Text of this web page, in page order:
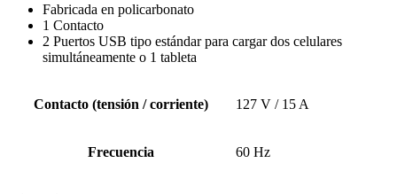
Fabricada en policarbonato
1 Contacto
2 Puertos USB tipo estándar para cargar dos celulares
simultáneamente o 1 tableta
Contacto (tensión / corriente) 127 V / 15 A
Frecuencia 60 Hz